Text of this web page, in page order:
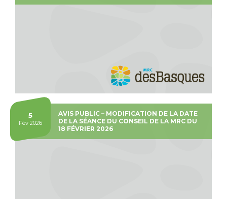
AVIS PUBLIC – MODIFICATION DE LA DATE
DE LA SÉANCE DU CONSEIL DE LA MRC DU
18 FÉVRIER 2026
5
Fév 2026